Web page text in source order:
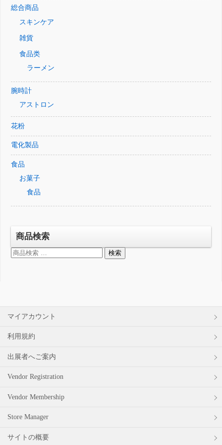
総合商品
スキンケア
雑貨
食品类
ラーメン
腕時計
アストロン
花粉
電化製品
食品
お菓子
食品
商品検索
検
検索
マイアカウント
利用規約
出展者へご案内
Vendor Registration
Vendor Membership
Store Manager
サイトの概要